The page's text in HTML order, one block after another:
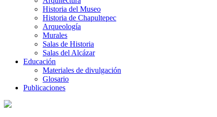
Historia del Museo
Historia de Chapultepec
Arqueología
Murales
Salas de Historia
Salas del Alcázar
Educación
Materiales de divulgación
Glosario
Publicaciones